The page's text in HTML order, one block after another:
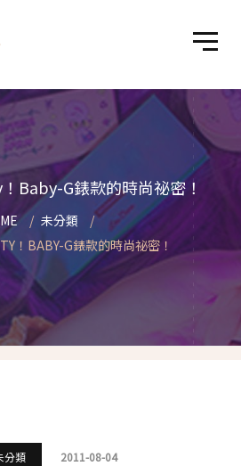
Baby-G錶款的時尚祕密！
未分類
！BABY-G錶款的時尚祕密！
分類 2011-08-04